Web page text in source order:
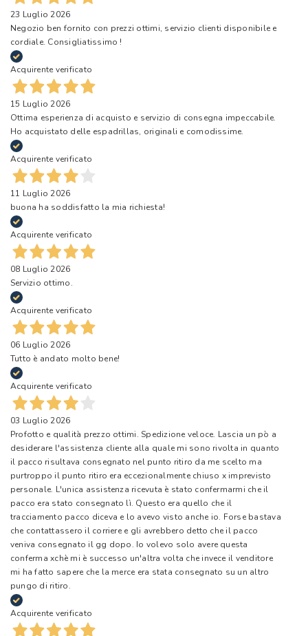
23 Luglio 2026
Negozio ben fornito con prezzi ottimi, servizio clienti disponibile e
cordiale. Consigliatissimo !
Acquirente verificato
15 Luglio 2026
Ottima esperienza di acquisto e servizio di consegna impeccabile.
Ho acquistato delle espadrillas, originali e comodissime.
Acquirente verificato
11 Luglio 2026
buona ha soddisfatto la mia richiesta!
Acquirente verificato
08 Luglio 2026
Servizio ottimo.
Acquirente verificato
06 Luglio 2026
Tutto è andato molto bene!
Acquirente verificato
03 Luglio 2026
Profotto e qualità prezzo ottimi. Spedizione veloce. Lascia un pò a
desiderare l'assistenza cliente alla quale mi sono rivolta in quanto
il pacco risultava consegnato nel punto ritiro da me scelto ma
purtroppo il punto ritiro era eccezionalmente chiuso x imprevisto
personale. L'unica assistenza ricevuta è stato confermarmi che il
pacco era stato consegnato lì. Questo era quello che il
tracciamento pacco diceva e lo avevo visto anche io. Forse bastava
che contattassero il corriere e gli avrebbero detto che il pacco
veniva consegnato il gg dopo. Io volevo solo avere questa
conferma xchè mi è successo un'altra volta che invece il venditore
mi ha fatto sapere che la merce era stata consegnato su un altro
pungo di ritiro.
Acquirente verificato